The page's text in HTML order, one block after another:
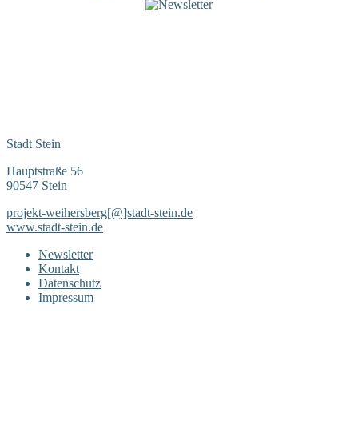
Stadt Stein
Hauptstraße 56
90547 Stein
projekt-weihersberg[@]stadt-stein.de
www.stadt-stein.de
Newsletter
Kontakt
Datenschutz
Impressum